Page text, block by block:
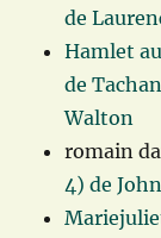
de
Hamlet
de Tachan
Walton
romain
4) de